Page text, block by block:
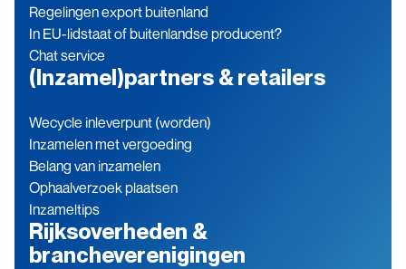
Regelingen export buitenland
In EU-lidstaat of buitenlandse producent?
Chat service
(Inzamel)partners & retailers
Wecycle inleverpunt (worden)
Inzamelen met vergoeding
Belang van inzamelen
Ophaalverzoek plaatsen
Inzameltips
Rijksoverheden &
brancheverenigingen